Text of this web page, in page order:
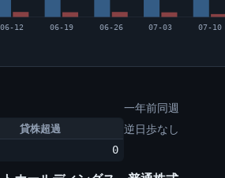
06-12 06-19 06-26 07-03 07-10
貸株超過
0
一年前同週
逆日歩なし